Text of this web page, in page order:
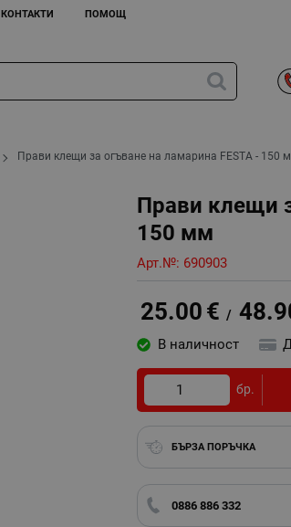
КОНТАКТИ ПОМОЩ
Прави клещи за огъване на ламарина FESTA - 150
Прави клещи
150 мм
Арт.№: 690903
25.00 € /
В наличност
бр.
БЪРЗА ПОРЪЧКА
0886 886 332